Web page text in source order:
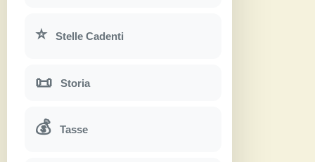
⭐ Stelle Cadenti
📜 Storia
💰 Tasse